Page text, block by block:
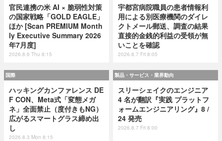
官民連携の米 AI × 脆弱性対策
の国家戦略「GOLD EAGLE」
ほか [Scan PREMIUM Month
ly Executive Summary 2026
年7月度]
2026.8.6 Thu 8:15
宇都宮病院職員の患者情報利
用による別医療機関のダイレ
クトメール郵送、調査の結果
直接的金銭的利益の受領が無
いことを確認
2026.8.7 Fri 8:05
国際
ハッキングカンファレンス DE
F CON、Meta式「変態メガ
ネ」全面禁止（度付きもNG）
広がるスマートグラス締め出
し
2026.8.3 Mon 8:15
製品・サービス・業界動向
スリーシェイクのエンジニア
4 名が翻訳『実践 プラットフ
ォームエンジニアリング』8 /
24 発売
2026.8.7 Fri 8:00